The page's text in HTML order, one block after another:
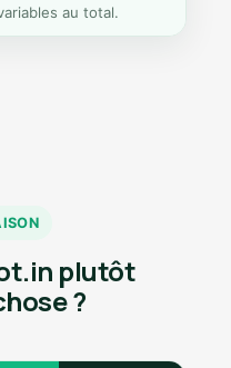
au total.
plutôt
?